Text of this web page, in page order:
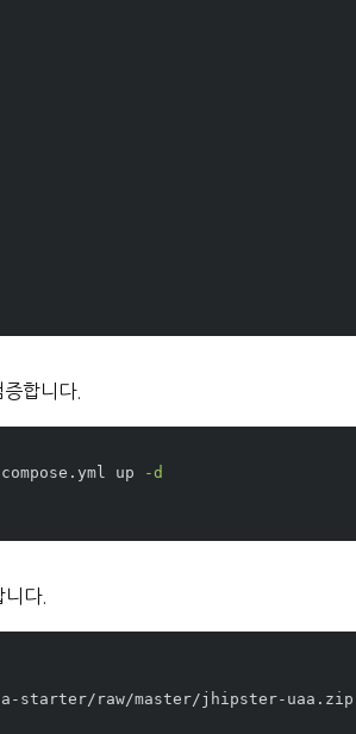
합니다.
up
-d
다.
starter/raw/master/jhipster-uaa.zip